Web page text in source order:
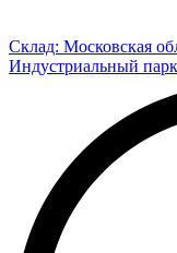
Склад: Московская
Индустриальный